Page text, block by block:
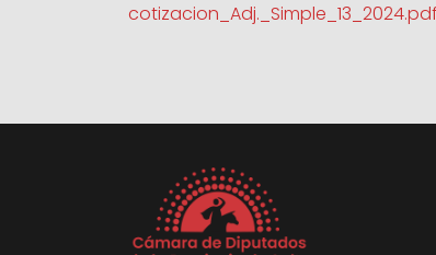
cotizacion_Adj._Simple_13_2024.pdf